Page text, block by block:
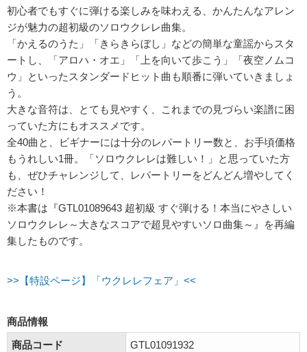
初心者でもすぐに弾ける楽しみを味わえる、かんたんなアレン
ジが魅力の超初級のソロウクレレ曲集。
「かえるのうた」「きらきらぼし」などの簡単な童謡からスタ
ートし、「アロハ・オエ」「上を向いて歩こう」「夜空ノムコ
ウ」といったスタンダードヒット曲も順番に弾いていきましょ
う。
大きな音符は、とても見やすく、これまでの見づらい楽譜に困
っていた方にもオススメです。
全40曲と、ビギナーには十分のレパートリー数と、お手頃価格
もうれしい1冊。「ソロウクレレは難しい！」と思っていた方
も、ぜひチャレンジして、レパートリーをどんどん増やしてく
ださい！
※本書は『GTL01089643 超初級 すぐ弾ける！本当にやさしい
ソロウクレレ～大きなスコアで超見やすいソロ曲集～』を再編
集したものです。
>>【特設ページ】「ウクレレフェア」<<
商品情報
商品コード
GTL01091932